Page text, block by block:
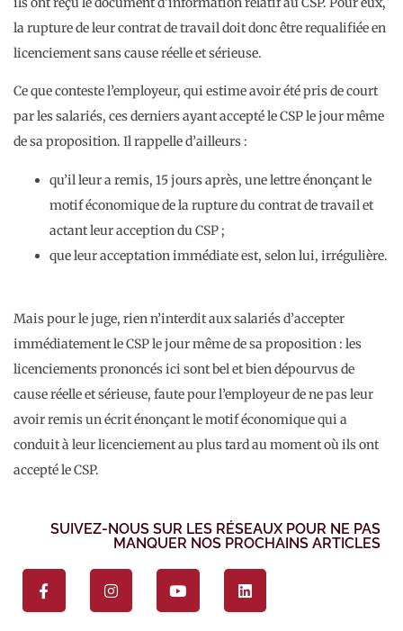
la rupture de leur contrat de travail doit donc être requalifiée en
licenciement sans cause réelle et sérieuse.
Ce que conteste l’employeur, qui estime avoir été pris de court
par les salariés, ces derniers ayant accepté le CSP le jour même
de sa proposition. Il rappelle d’ailleurs :
qu’il leur a remis, 15 jours après, une lettre énonçant le
motif économique de la rupture du contrat de travail et
actant leur acception du CSP ;
que leur acceptation immédiate est, selon lui, irrégulière.
Mais pour le juge, rien n’interdit aux salariés d’accepter
immédiatement le CSP le jour même de sa proposition : les
licenciements prononcés ici sont bel et bien dépourvus de
cause réelle et sérieuse, faute pour l’employeur de ne pas leur
avoir remis un écrit énonçant le motif économique qui a
conduit à leur licenciement au plus tard au moment où ils ont
accepté le CSP.
SUIVEZ-NOUS SUR LES RÉSEAUX POUR NE PAS
MANQUER NOS PROCHAINS ARTICLES